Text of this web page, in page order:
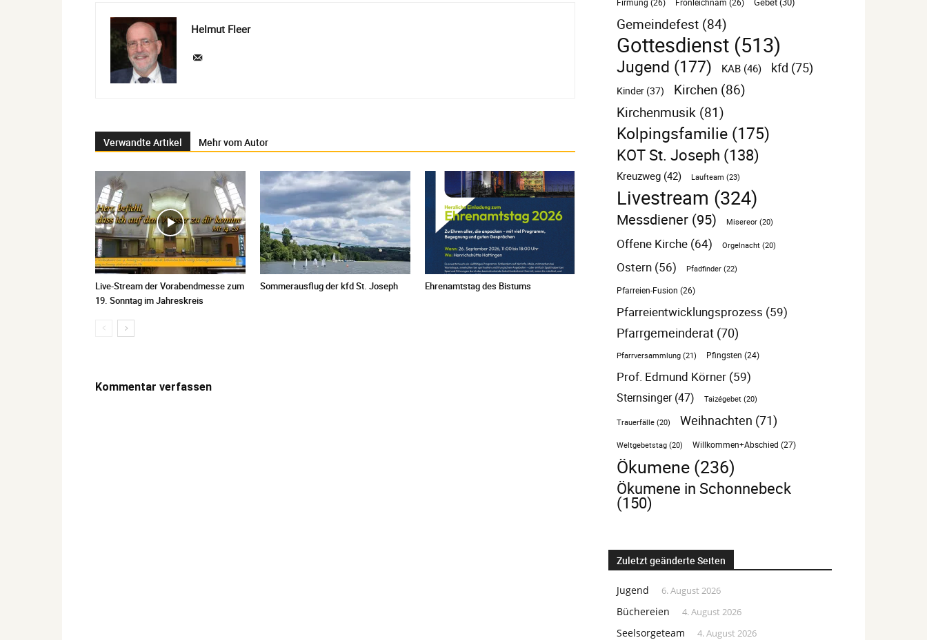
Helmut Fleer
Verwandte Artikel Mehr vom Autor
Live-Stream der Vorabendmesse zum
19. Sonntag im Jahreskreis
Sommerausflug der kfd St. Joseph Ehrenamtstag des Bistums
Kommentar verfassen
Firmung (26) Fronleichnam (26)
Gemeindefest (84)
Gottesdienst (513)
Jugend (177) KAB (46) kfd (75)
Kinder (37) Kirchen (86)
Kirchenmusik (81)
Kolpingsfamilie (175)
KOT St. Joseph (138)
Kreuzweg (42) Laufteam (23)
Livestream (324)
Messdiener (95) Misereor (20)
Offene Kirche (64) Orgelnacht (20)
Ostern (56) Pfadfinder (22)
Pfarreien-Fusion (26)
Pfarreientwicklungsprozess (59)
Pfarrgemeinderat (70)
Pfarrversammlung (21) Pfingsten (24)
Prof. Edmund Körner (59)
Sternsinger(47) Taizégebet (20)
Trauerfälle (20) Weihnachten (71)
Weltgebetstag (20) Willkommen+Abschied (27)
Ökumene (236)
Ökumene in Schonnebeck
(150)
Zuletzt geänderte Seiten
Jugend 6. August 2026
Büchereien 4. August 2026
Seelsorgeteam 4. August 2026